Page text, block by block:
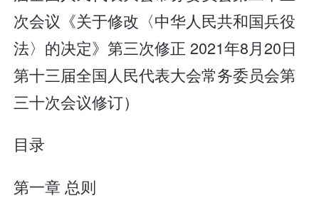
次会议《关于修改〈中华人民共和国兵役
法〉的决定》第三次修正 2021年8月20日
第十三届全国人民代表大会常务委员会第
三十次会议修订）
目录
第一章 总则